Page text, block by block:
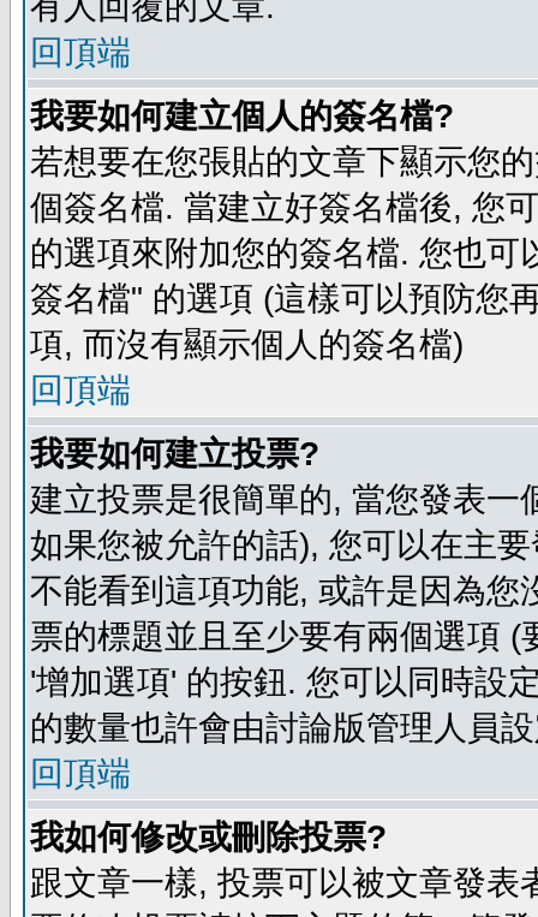
回頂端
我要如何建立個人的簽名檔?
若想要在您張貼的文章下顯示您
個簽名檔. 當建立好簽名檔後, 您
的選項來附加您的簽名檔. 您也
簽名檔" 的選項 (這樣可以預防您
項, 而沒有顯示個人的簽名檔)
回頂端
我要如何建立投票?
建立投票是很簡單的, 當您發表
如果您被允許的話), 您可以在主
不能看到這項功能, 或許是因為
票的標題並且至少要有兩個選項
'增加選項' 的按鈕. 您可以同時設
的數量也許會由討論版管理人員
回頂端
我如何修改或刪除投票?
跟文章一樣, 投票可以被文章發